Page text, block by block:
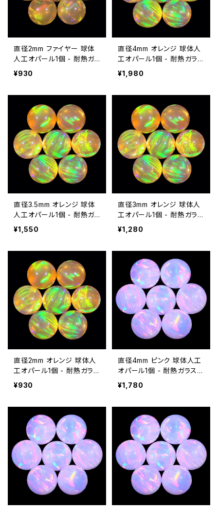
直径2mm ファイヤー 球体
人工オパール1個 - 耐熱ガ
ラス / ボロシリケイトガラス
¥930
直径4mm オレンジ 球体人
工オパール1個 - 耐熱ガラス
/ ボロシリケイトガラス（CO
E33）専用
¥1,980
直径3.5mm オレンジ 球体
人工オパール1個 - 耐熱ガ
ラス / ボロシリケイトガラス
（COE33）専用
¥1,550
直径3mm オレンジ 球体人
工オパール1個 - 耐熱ガラス
/ ボロシリケイトガラス（CO
E33）専用
¥1,280
直径2mm オレンジ 球体人
工オパール1個 - 耐熱ガラス
/ ボロシリケイトガラス（CO
¥930
直径4mm ピンク 球体人工
オパール1個 - 耐熱ガラス /
ボロシリケイトガラス（COE
33）専用
¥1,780